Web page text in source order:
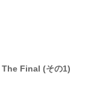
The Final (その1)